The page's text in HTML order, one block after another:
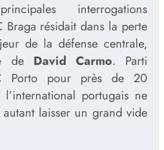
interrogations
Braga résidait dans la perte
de la défense centrale,
de David Carmo. Parti
Porto pour près de 20
l’international portugais ne
laisser un grand vide